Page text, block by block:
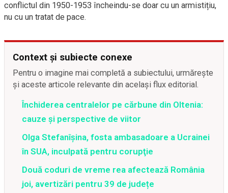
conflictul din 1950-1953 încheindu-se doar cu un armistițiu,
nu cu un tratat de pace.
Context și subiecte conexe
Pentru o imagine mai completă a subiectului, urmărește
și aceste articole relevante din același flux editorial.
Închiderea centralelor pe cărbune din Oltenia:
cauze și perspective de viitor
Olga Stefanîşina, fosta ambasadoare a Ucrainei
în SUA, inculpată pentru corupţie
Două coduri de vreme rea afectează România
joi, avertizări pentru 39 de județe